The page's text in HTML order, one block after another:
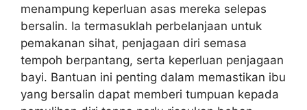
menampung keperluan asas mereka selepas
bersalin. Ia termasuklah perbelanjaan untuk
pemakanan sihat, penjagaan diri semasa
tempoh berpantang, serta keperluan penjagaan
bayi. Bantuan ini penting dalam memastikan ibu
yang bersalin dapat memberi tumpuan kepada